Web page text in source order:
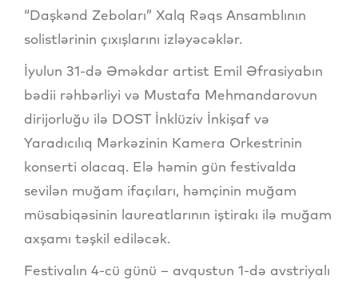
“Daşkənd Zeboları” Xalq Rəqs Ansamblının
solistlərinin çıxışlarını izləyəcəklər.
İyulun 31-də Əməkdar artist Emil Əfrasiyabın
bədii rəhbərliyi və Mustafa Mehmandarovun
dirijorluğu ilə DOST İnklüziv İnkişaf və
Yaradıcılıq Mərkəzinin Kamera Orkestrinin
konserti olacaq. Elə həmin gün festivalda
sevilən muğam ifaçıları, həmçinin muğam
müsabiqəsinin laureatlarının iştirakı ilə muğam
axşamı təşkil ediləcək.
Festivalın 4-cü günü – avqustun 1-də avstriyalı